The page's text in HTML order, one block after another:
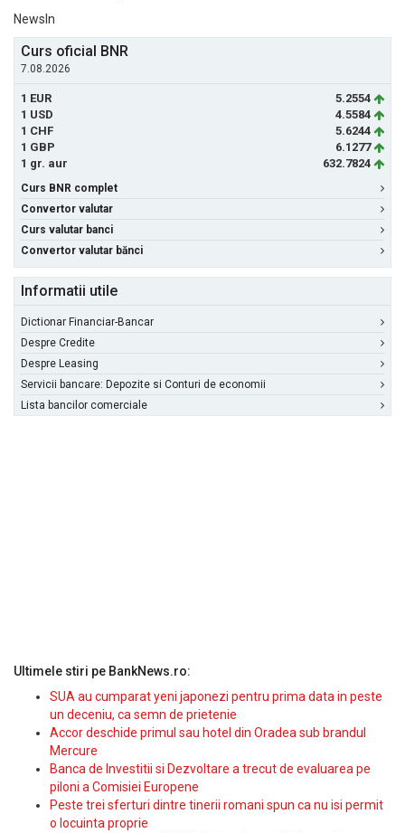
NewsIn
Curs oficial BNR
7.08.2026
1 EUR
5.2554
1 USD
4.5584
1 CHF
5.6244
1 GBP
6.1277
1 gr. aur
632.7824
Curs BNR complet
Convertor valutar
Curs valutar banci
Convertor valutar bănci
Informatii utile
Dictionar Financiar-Bancar
Despre Credite
Despre Leasing
Servicii bancare: Depozite si Conturi de economii
Lista bancilor comerciale
Ultimele stiri pe BankNews.ro:
SUA au cumparat yeni japonezi pentru prima data in peste
un deceniu, ca semn de prietenie
Accor deschide primul sau hotel din Oradea sub brandul
Mercure
Banca de Investitii si Dezvoltare a trecut de evaluarea pe
piloni a Comisiei Europene
Peste trei sferturi dintre tinerii romani spun ca nu isi permit
o locuinta proprie